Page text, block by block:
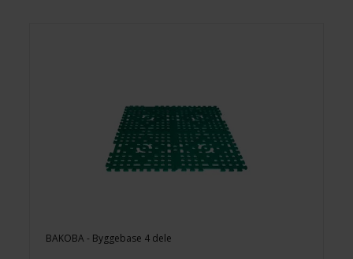
BAKOBA - Byggebase 4 dele